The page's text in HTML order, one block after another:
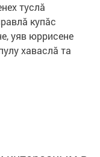
туслă
купăс
уяв юррисене
хаваслă та